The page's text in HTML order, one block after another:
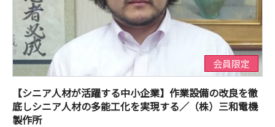
会員限定
【シニア人材が活躍する中小企業】作業設備の改良を徹
底しシニア人材の多能工化を実現する／（株）三和電機
製作所